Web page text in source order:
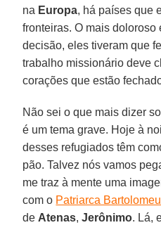
na Europa, há países que
fronteiras. O mais doloroso
decisão, eles tiveram que
trabalho missionário deve
corações que estão
Não sei o que mais dizer
é um tema grave. Hoje à
desses refugiados têm
pão. Talvez nós vamos
me traz à mente uma
com o Patriarca Bartolomeu
de Atenas,Jerônimo. Lá,